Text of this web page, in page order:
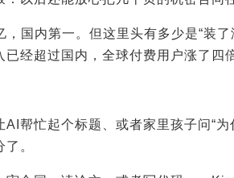
国内第一。但这里头有多少是“装
经超过国内，全球付费用户涨了四
帮忙起个标题、或者家里孩子问“
。